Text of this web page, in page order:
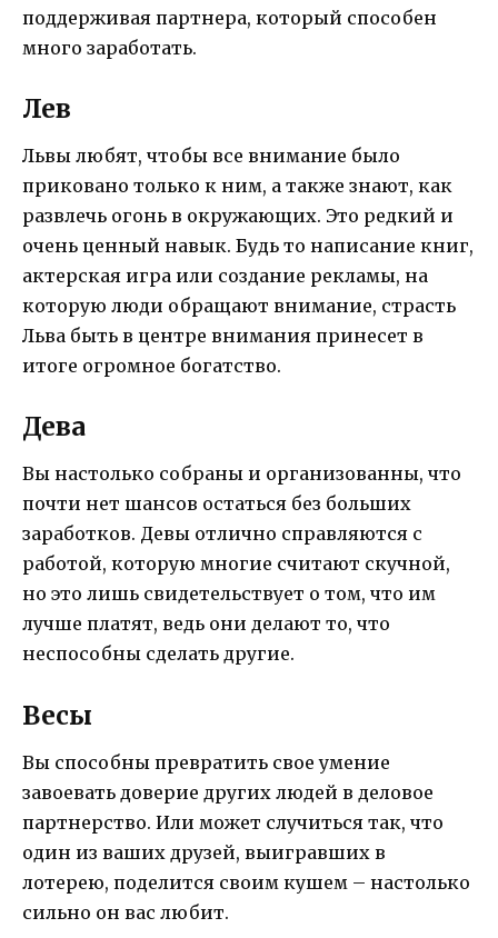
поддерживая партнера, который способен
много заработать.
Лев
Львы любят, чтобы все внимание было
приковано только к ним, а также знают, как
развлечь огонь в окружающих. Это редкий и
очень ценный навык. Будь то написание книг,
актерская игра или создание рекламы, на
которую люди обращают внимание, страсть
Льва быть в центре внимания принесет в
итоге огромное богатство.
Дева
Вы настолько собраны и организованны, что
почти нет шансов остаться без больших
заработков. Девы отлично справляются с
работой, которую многие считают скучной,
но это лишь свидетельствует о том, что им
лучше платят, ведь они делают то, что
неспособны сделать другие.
Весы
Вы способны превратить свое умение
завоевать доверие других людей в деловое
партнерство. Или может случиться так, что
один из ваших друзей, выигравших в
лотерею, поделится своим кушем – настолько
сильно он вас любит.